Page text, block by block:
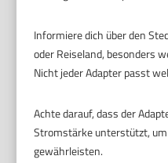
Informiere dich über den
oder Reiseland, besonders
Nicht jeder Adapter passt
Achte darauf, dass der
Stromstärke unterstützt,
gewährleisten.